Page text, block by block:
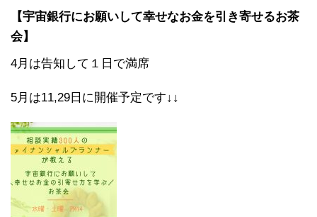
【宇宙銀行にお願いして幸せなお金を引き寄せるお茶
会】
4月は告知して１日で満席
5月は11,29日に開催予定です↓↓